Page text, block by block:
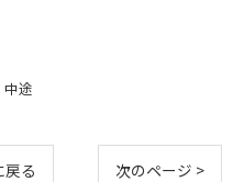
中途
戻る 次のページ >